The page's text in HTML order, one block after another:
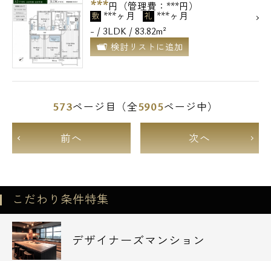
***円（管理費：***円）
敷 ***ヶ月 礼 ***ヶ月
- / 3LDK / 83.82m²
検討リストに追加
573ページ目（全5905ページ中）
前へ 次へ
こだわり条件特集
デザイナーズマンション